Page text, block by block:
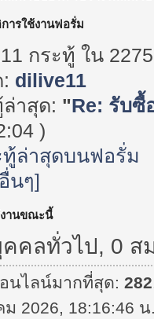
ารใช้งานฟอรั่ม
กระทู้ ใน
dilive11
าสุด: "Re: รับซื้
)
ทู้ล่าสุดบนฟอรั่ม
นๆ]
านขณะนี้
คลทั่วไป, 0 ส
นไลน์มากที่สุด:282
ม 2026, 18:16:46 น